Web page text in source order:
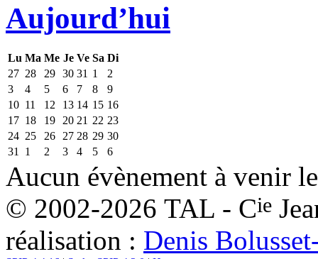
Aujourd’hui
Lu Ma Me Je Ve Sa Di
27 28 29 30 31 1
2
3
4 5 6 7 8
9
10 11 12 13 14 15 16
17 18 19 20 21 22 23
24 25 26 27 28 29 30
31
1 2 3 4 5 6
Aucun évènement à venir
© 2002-2026 TAL - Cie
réalisation : Denis